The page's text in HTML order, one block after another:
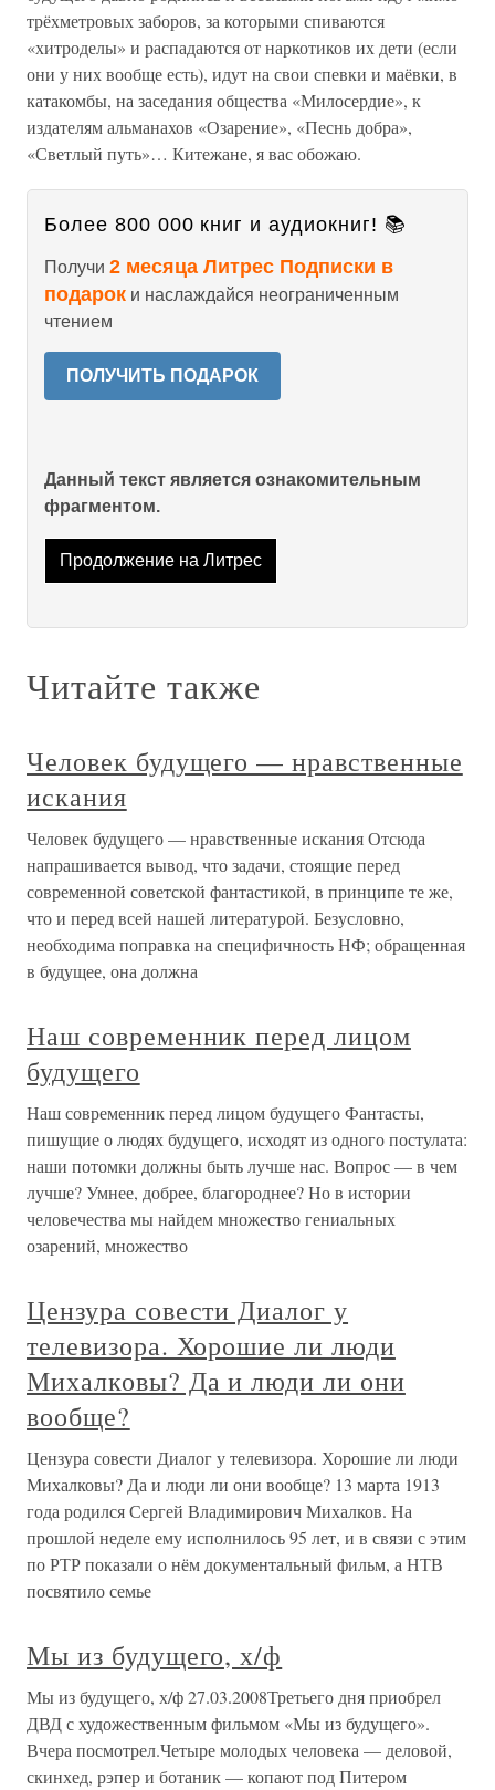
трёхметровых заборов, за которыми спиваются
«хитроделы» и распадаются от наркотиков их дети (если
они у них вообще есть), идут на свои спевки и маёвки, в
катакомбы, на заседания общества «Милосердие», к
издателям альманахов «Озарение», «Песнь добра»,
«Светлый путь»… Китежане, я вас обожаю.
Более 800 000 книг и аудиокниг! 📚
Получи 2 месяца Литрес Подписки в
подарок и наслаждайся неограниченным
чтением
ПОЛУЧИТЬ ПОДАРОК
Данный текст является ознакомительным
фрагментом.
Продолжение на Литрес
Читайте также
Человек будущего — нравственные
искания
Человек будущего — нравственные искания Отсюда
напрашивается вывод, что задачи, стоящие перед
современной советской фантастикой, в принципе те же,
что и перед всей нашей литературой. Безусловно,
необходима поправка на специфичность НФ; обращенная
в будущее, она должна
Наш современник перед лицом
будущего
Наш современник перед лицом будущего Фантасты,
пишущие о людях будущего, исходят из одного постулата:
наши потомки должны быть лучше нас. Вопрос — в чем
лучше? Умнее, добрее, благороднее? Но в истории
человечества мы найдем множество гениальных
озарений, множество
Цензура совести Диалог у
телевизора. Хорошие ли люди
Михалковы? Да и люди ли они
вообще?
Цензура совести Диалог у телевизора. Хорошие ли люди
Михалковы? Да и люди ли они вообще? 13 марта 1913
года родился Сергей Владимирович Михалков. На
прошлой неделе ему исполнилось 95 лет, и в связи с этим
по РТР показали о нём документальный фильм, а НТВ
посвятило семье
Мы из будущего, х/ф
Мы из будущего, х/ф 27.03.2008Третьего дня приобрел
ДВД с художественным фильмом «Мы из будущего».
Вчера посмотрел.Четыре молодых человека — деловой,
скинхед, рэпер и ботаник — копают под Питером